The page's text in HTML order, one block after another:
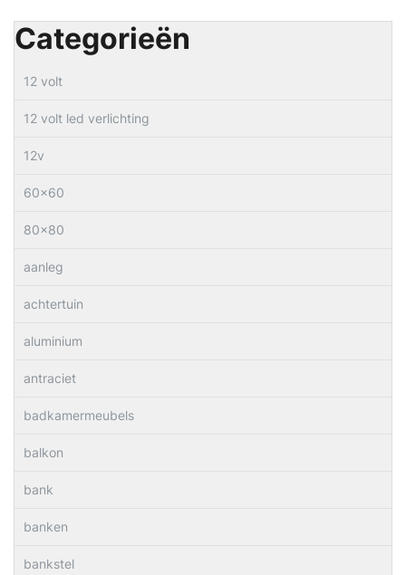
Categorieën
12 volt
12 volt led verlichting
12v
60×60
80×80
aanleg
achtertuin
aluminium
antraciet
badkamermeubels
balkon
bank
banken
bankstel